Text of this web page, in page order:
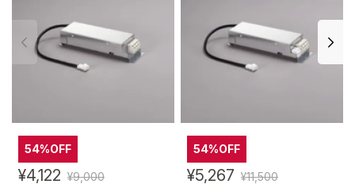
54%OFF
¥4,122 ¥9,000
54%OFF
¥5,267 ¥11,500